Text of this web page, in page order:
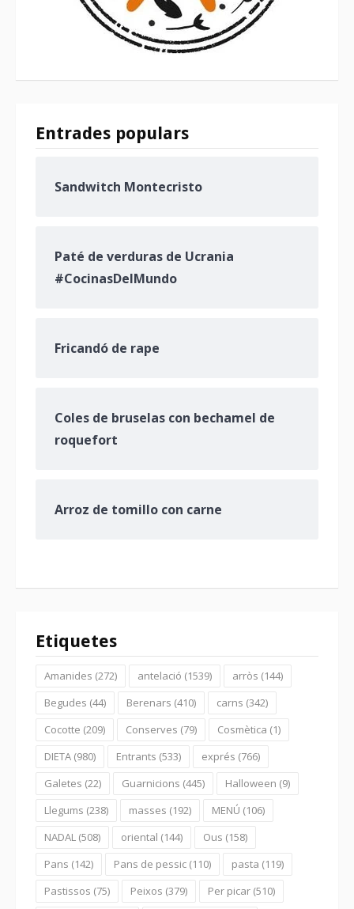
Entrades populars
Sandwitch Montecristo
Paté de verduras de Ucrania
#CocinasDelMundo
Fricandó de rape
Coles de bruselas con bechamel de
roquefort
Arroz de tomillo con carne
Etiquetes
Amanides (272) antelació (1539) arròs (144)
Begudes (44) Berenars (410) carns (342)
Cocotte (209) Conserves (79) Cosmètica (1)
DIETA (980) Entrants (533) exprés (766)
Galetes (22) Guarnicions (445) Halloween (9)
Llegums (238) masses (192) MENÚ (106)
NADAL (508) oriental (144) Ous (158)
Pans (142) Pans de pessic (110) pasta (119)
Pastissos (75) Peixos (379) Per picar (510)